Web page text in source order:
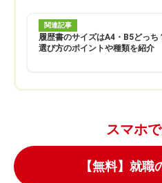
関連記事
履歴書のサイズはA4・B5どっち
選び方のポイントや種類を紹介
スマホ
【無料】就